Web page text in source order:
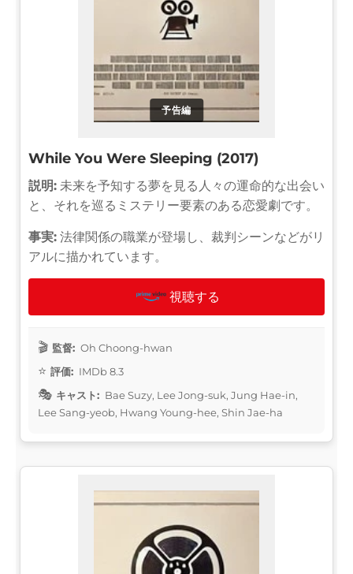
予告編
While You Were Sleeping (2017)
説明: 未来を予知する夢を見る人々の運命的な出会い
と、それを巡るミステリー要素のある恋愛劇です。
事実: 法律関係の職業が登場し、裁判シーンなどがリ
アルに描かれています。
視聴する
監督: Oh Choong-hwan
評価: IMDb 8.3
キャスト: Bae Suzy, Lee Jong-suk, Jung Hae-in,
Lee Sang-yeob, Hwang Young-hee, Shin Jae-ha